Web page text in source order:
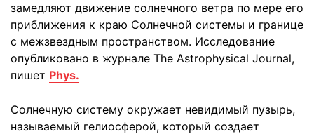
замедляют движение солнечного ветра по мере его
приближения к краю Солнечной системы и границе
с межзвездным пространством. Исследование
опубликовано в журнале The Astrophysical Journal,
пишет Phys.
Солнечную систему окружает невидимый пузырь,
называемый гелиосферой, который создает